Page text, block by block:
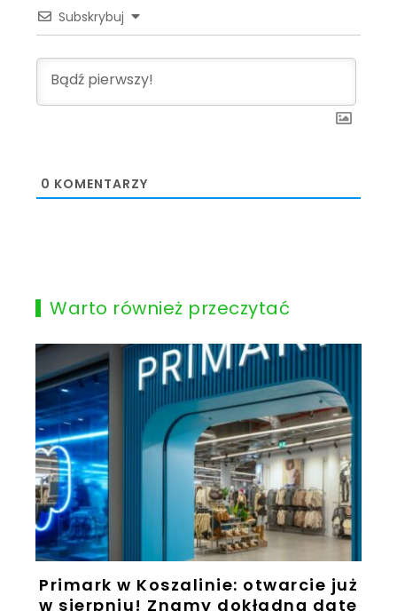
Subskrybuj
0 KOMENTARZY
Warto również przeczytać
Primark w Koszalinie: otwarcie już
w sierpniu! Znamy dokładną datę